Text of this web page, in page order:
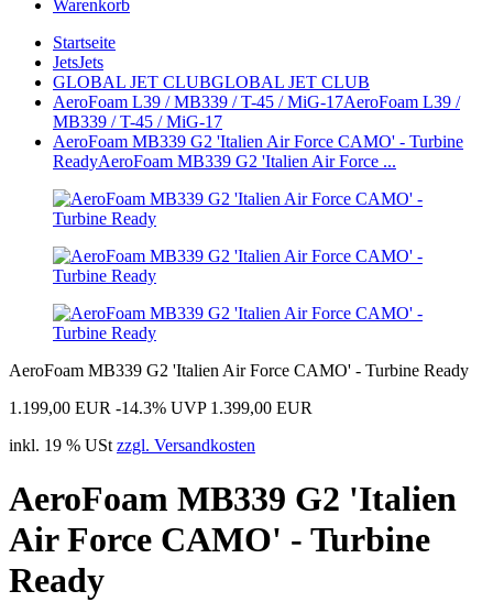
Warenkorb
Startseite
JetsJets
GLOBAL JET CLUBGLOBAL JET CLUB
AeroFoam L39 / MB339 / T-45 / MiG-17AeroFoam L39 /
MB339 / T-45 / MiG-17
AeroFoam MB339 G2 'Italien Air Force CAMO' - Turbine
ReadyAeroFoam MB339 G2 'Italien Air Force ...
AeroFoam MB339 G2 'Italien Air Force CAMO' - Turbine Ready
1.199,00 EUR -14.3% UVP 1.399,00 EUR
inkl. 19 % USt zzgl. Versandkosten
AeroFoam MB339 G2 'Italien
Air Force CAMO' - Turbine
Ready